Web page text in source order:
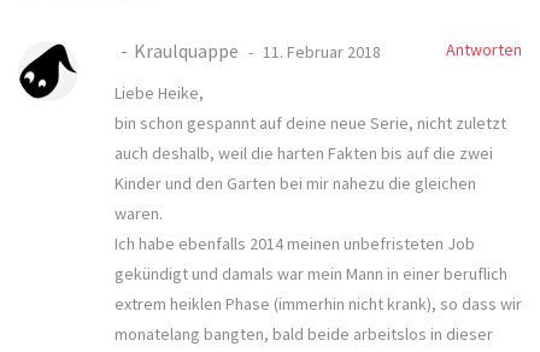
Kraulquappe 11. Februar 2018
Antworten
Liebe Heike,
bin schon gespannt auf deine neue Serie, nicht zuletzt
auch deshalb, weil die harten Fakten bis auf die zwei
Kinder und den Garten bei mir nahezu die gleichen
waren.
Ich habe ebenfalls 2014 meinen unbefristeten Job
gekündigt und damals war mein Mann in einer beruflich
extrem heiklen Phase (immerhin nicht krank), so dass wir
monatelang bangten, bald beide arbeitslos in dieser